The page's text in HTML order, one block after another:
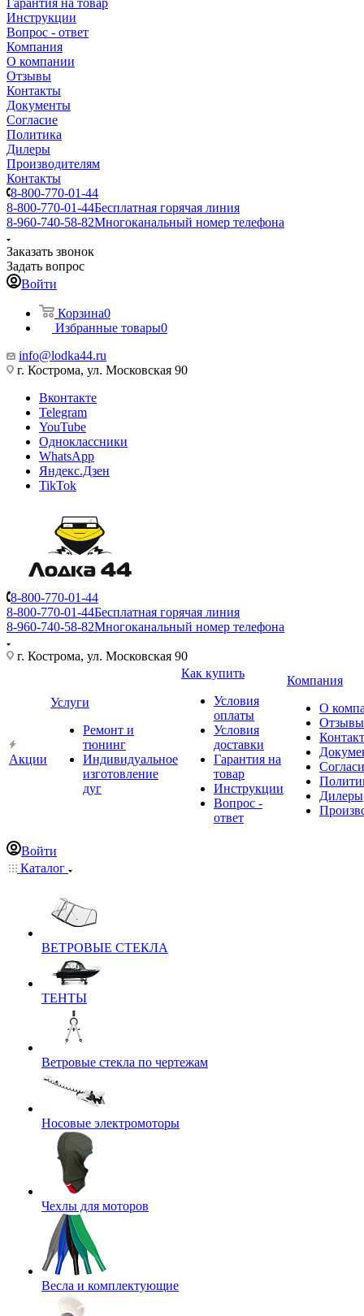
Гарантия на товар
Инструкции
Вопрос - ответ
Компания
О компании
Отзывы
Контакты
Документы
Согласие
Политика
Дилеры
Производителям
Контакты
8-800-770-01-44
8-800-770-01-44Бесплатная горячая линия
8-960-740-58-82Многоканальный номер телефона
Заказать звонок
Задать вопрос
Войти
Корзина0
Избранные товары0
info@lodka44.ru
г. Кострома, ул. Московская 90
Вконтакте
Telegram
YouTube
Одноклассники
WhatsApp
Яндекс.Дзен
TikTok
8-800-770-01-44
8-800-770-01-44Бесплатная горячая линия
8-960-740-58-82Многоканальный номер телефона
г. Кострома, ул. Московская 90
Акции
Услуги
Ремонт и
тюнинг
Индивидуальное
изготовление
дуг
Как купить
Условия
оплаты
Условия
доставки
Гарантия на
товар
Инструкции
Вопрос -
ответ
Компания
О
Отзывы
Дилеры
Войти
Каталог
ВЕТРОВЫЕ СТЕКЛА
ТЕНТЫ
Ветровые стекла по чертежам
Носовые электромоторы
Чехлы для моторов
Весла и комплектующие